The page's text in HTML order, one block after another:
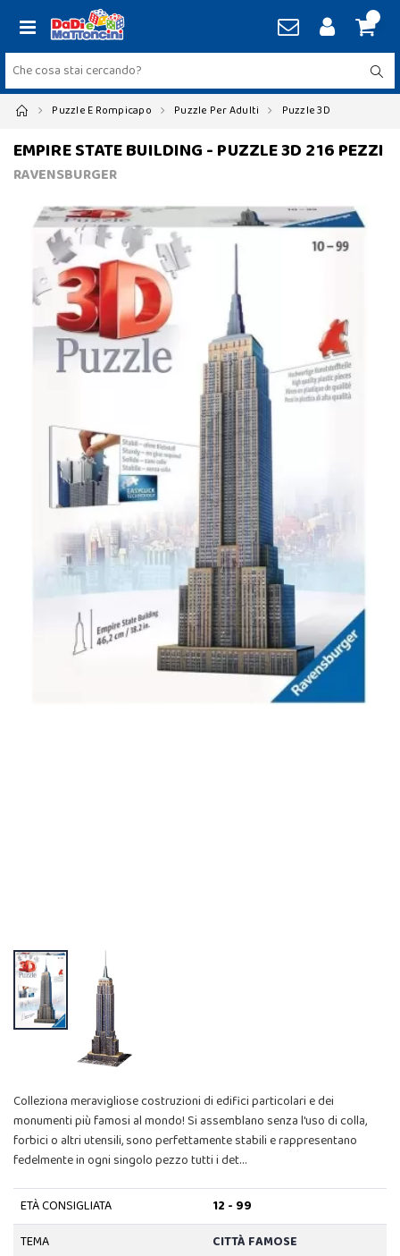
Puzzle E Rompicapo Puzzle Per Adulti Puzzle 3D
EMPIRE STATE BUILDING - PUZZLE 3D 216 PEZZI
RAVENSBURGER
Colleziona meravigliose costruzioni di edifici particolari e dei
monumenti più famosi al mondo! Si assemblano senza l'uso di colla,
forbici o altri utensili, sono perfettamente stabili e rappresentano
fedelmente in ogni singolo pezzo tutti i det…
ETÀ CONSIGLIATA
12 - 99
TEMA
CITTÀ FAMOSE